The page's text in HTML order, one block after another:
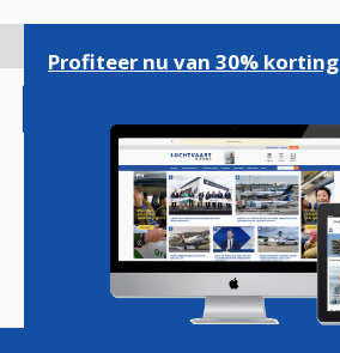
gaan
Magazine Podcasts
Profiteer nu van 30% korting